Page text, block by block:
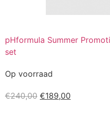
pHformula Summer
set
Op voorraad
€240,00 €189,00